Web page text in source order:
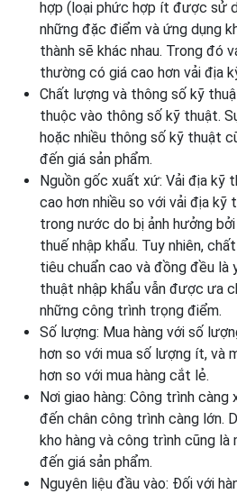
hợp (loại phức hợp ít được sử
những đặc điểm và ứng dụng
thành sẽ khác nhau. Trong đó
thường có giá cao hơn vải địa
Chất lượng và thông số kỹ
thuộc vào thông số kỹ thuật.
hoặc nhiều thông số kỹ thuật
đến giá sản phẩm.
Nguồn gốc xuất xứ: Vải địa kỹ
cao hơn nhiều so với vải địa
trong nước do bị ảnh hưởng
thuế nhập khẩu. Tuy nhiên,
tiêu chuẩn cao và đồng đều là
thuật nhập khẩu vẫn được ưa
những công trình trọng điểm.
Số lượng: Mua hàng với số
hơn so với mua số lượng ít, và
hơn so với mua hàng cắt lẻ.
Nơi giao hàng: Công trình
đến chân công trình càng lớn.
kho hàng và công trình cũng
đến giá sản phẩm.
Nguyên liệu đầu vào: Đối với